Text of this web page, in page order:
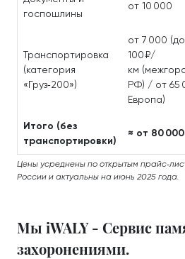
госпошлины
от 10 000
Транспортировка
(категория
«Груз‑200»)
от 7 000
100 ₽/
км
РФ) / от 65
Европа)
Итого (без
транспортировки)
≈ от 80
Цены усреднены по открытым
России и актуальны на июнь 2025 года.
Мы iWALY - Сервис
захоронениями.